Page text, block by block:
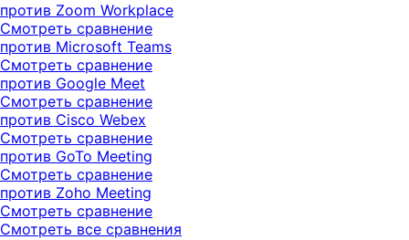
против Zoom Workplace
Смотреть сравнение
против Microsoft Teams
Смотреть сравнение
против Google Meet
Смотреть сравнение
против Cisco Webex
Смотреть сравнение
против GoTo Meeting
Смотреть сравнение
против Zoho Meeting
Смотреть сравнение
Смотреть все сравнения